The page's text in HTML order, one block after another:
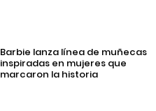
Barbie lanza línea de muñecas
inspiradas en mujeres que
marcaron la historia